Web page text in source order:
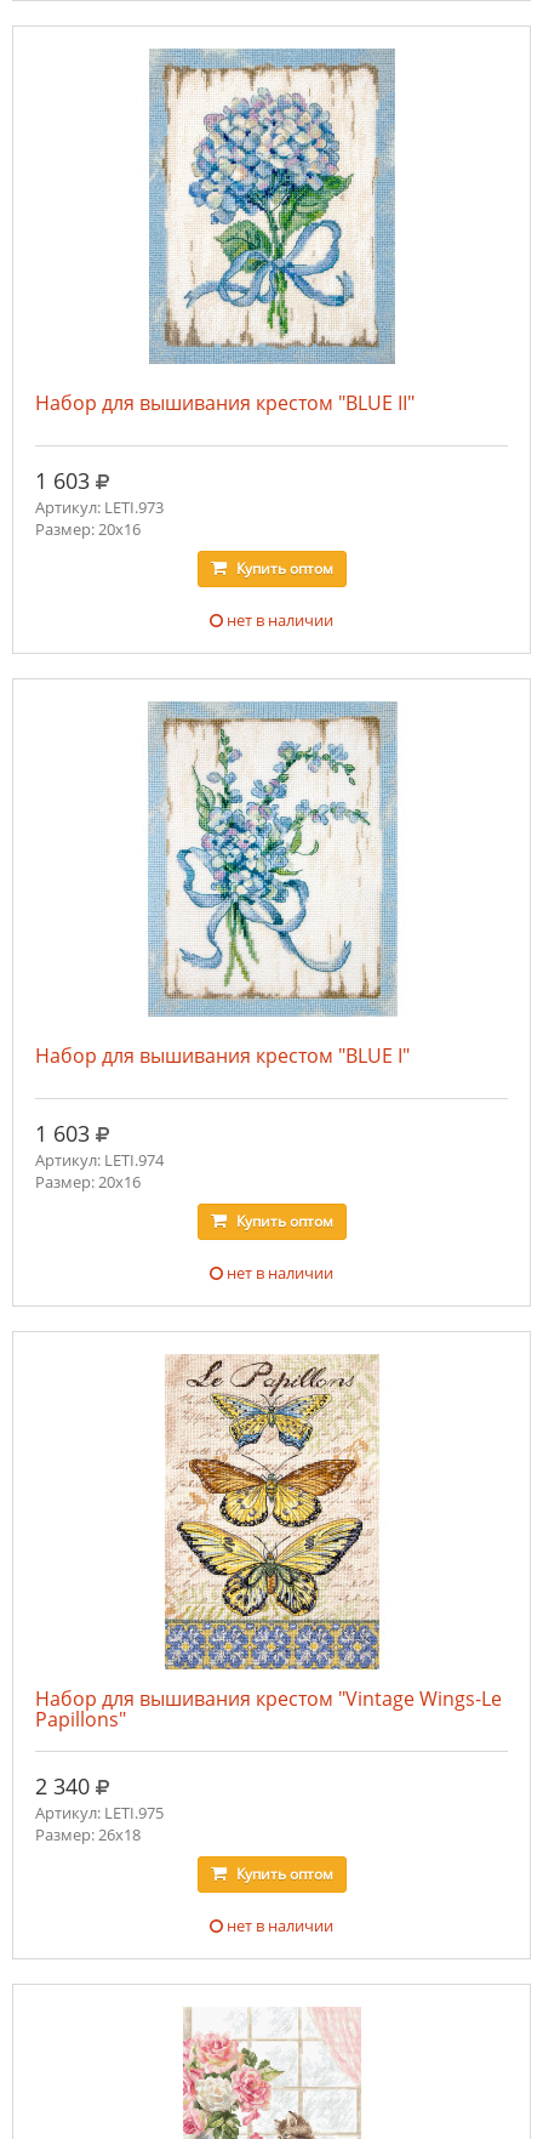
Набор для вышивания крестом "BLUE II"
1 603 руб.
Артикул: LETI.973
Размер: 20x16
Купитьоптом
нет в наличии
Набор для вышивания крестом "BLUE I"
1 603 руб.
Артикул: LETI.974
Размер: 20x16
Купитьоптом
нет в наличии
Набор для вышивания крестом "Vintage Wings-Le
Papillons"
2 340 руб.
Артикул: LETI.975
Размер: 26x18
Купитьоптом
нет в наличии